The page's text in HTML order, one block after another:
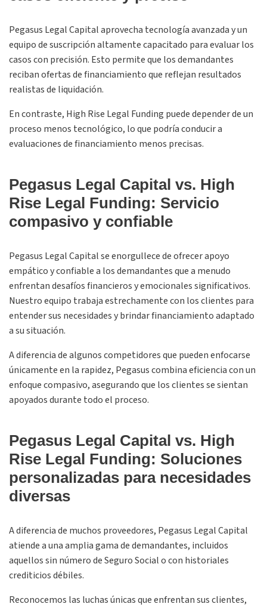
Pegasus Legal Capital aprovecha tecnología avanzada y un
equipo de suscripción altamente capacitado para evaluar los
casos con precisión. Esto permite que los demandantes
reciban ofertas de financiamiento que reflejan resultados
realistas de liquidación.
En contraste, High Rise Legal Funding puede depender de un
proceso menos tecnológico, lo que podría conducir a
evaluaciones de financiamiento menos precisas.
Pegasus Legal Capital vs. High
Rise Legal Funding: Servicio
compasivo y confiable
Pegasus Legal Capital se enorgullece de ofrecer apoyo
empático y confiable a los demandantes que a menudo
enfrentan desafíos financieros y emocionales significativos.
Nuestro equipo trabaja estrechamente con los clientes para
entender sus necesidades y brindar financiamiento adaptado
a su situación.
A diferencia de algunos competidores que pueden enfocarse
únicamente en la rapidez, Pegasus combina eficiencia con un
enfoque compasivo, asegurando que los clientes se sientan
apoyados durante todo el proceso.
Pegasus Legal Capital vs. High
Rise Legal Funding: Soluciones
personalizadas para necesidades
diversas
A diferencia de muchos proveedores, Pegasus Legal Capital
atiende a una amplia gama de demandantes, incluidos
aquellos sin número de Seguro Social o con historiales
crediticios débiles.
Reconocemos las luchas únicas que enfrentan sus clientes,